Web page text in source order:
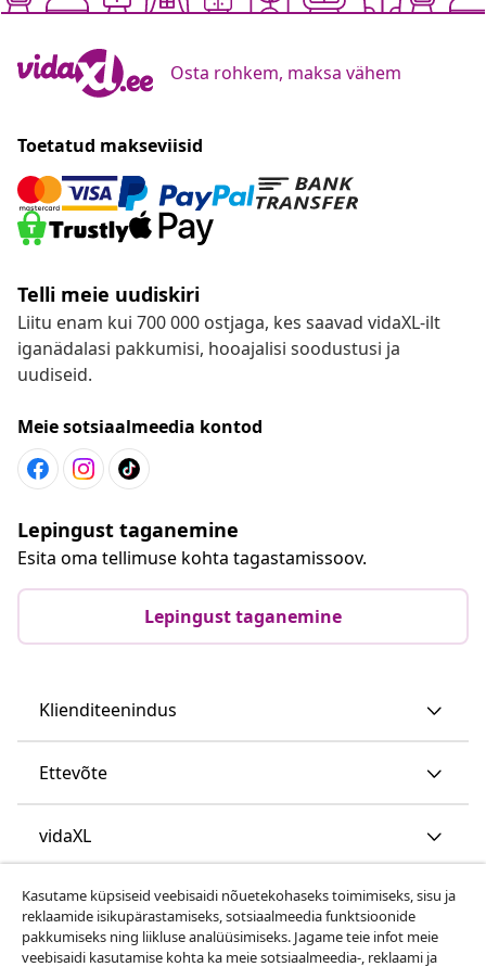
Osta rohkem, maksa vähem
Toetatud makseviisid
Telli meie uudiskiri
Liitu enam kui 700 000 ostjaga, kes saavad vidaXL-ilt
iganädalasi pakkumisi, hooajalisi soodustusi ja
uudiseid.
Meie sotsiaalmeedia kontod
Lepingust taganemine
Esita oma tellimuse kohta tagastamissoov.
Lepingust taganemine
Klienditeenindus
Ettevõte
vidaXL
Vaata rohkem
Kasutame küpsiseid veebisaidi nõuetekohaseks toimimiseks, sisu ja
reklaamide isikupärastamiseks, sotsiaalmeedia funktsioonide
pakkumiseks ning liikluse analüüsimiseks. Jagame teie infot meie
veebisaidi kasutamise kohta ka meie sotsiaalmeedia-, reklaami ja